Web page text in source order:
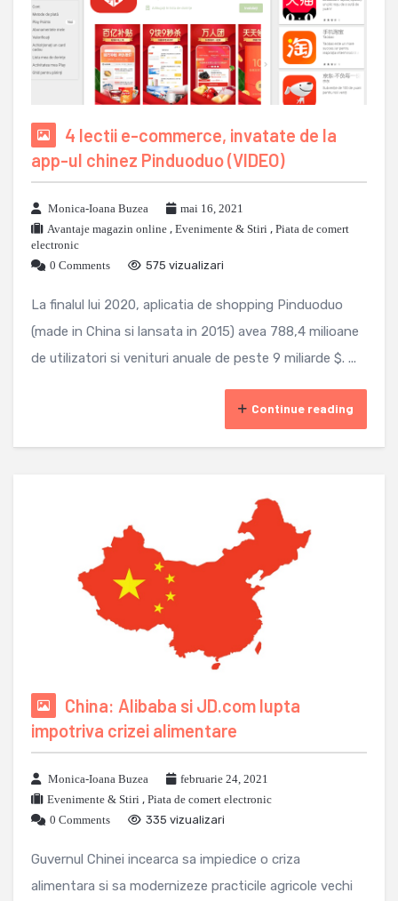
4 lectii e-commerce, invatate de la
app-ul chinez Pinduoduo (VIDEO)
Monica-Ioana Buzea
mai 16, 2021
Avantaje magazin online , Evenimente & Stiri , Piata de comert
electronic
0 Comments
575 vizualizari
La finalul lui 2020, aplicatia de shopping Pinduoduo
(made in China si lansata in 2015) avea 788,4 milioane
de utilizatori si venituri anuale de peste 9 miliarde $. ...
Continue reading
China: Alibaba si JD.com lupta
impotriva crizei alimentare
Monica-Ioana Buzea
februarie 24, 2021
Evenimente & Stiri , Piata de comert electronic
0 Comments
335 vizualizari
Guvernul Chinei incearca sa impiedice o criza
alimentara si sa modernizeze practicile agricole vechi